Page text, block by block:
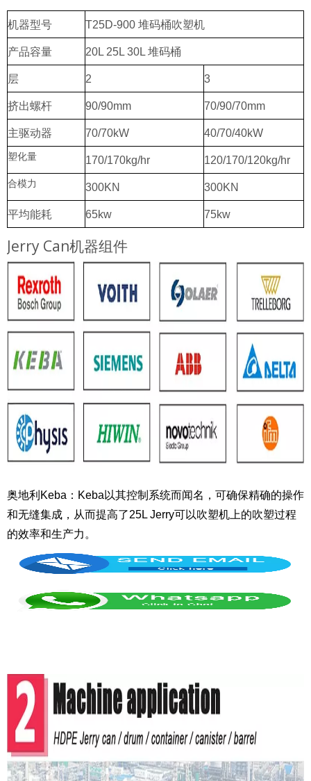
机器型号 T25D-900 堆码桶吹塑机
产品容量 20L 25L 30L 堆码桶
层 2 3
挤出螺杆 90/90mm 70/90/70mm
主驱动器 70/70kW 40/70/40kW
塑化量 170/170kg/hr 120/170/120kg/hr
合模力 300KN 300KN
平均能耗 65kw 75kw
Jerry Can机器组件
奥地利Keba：Keba以其控制系统而闻名，可确保精确的操作
和无缝集成，从而提高了25L Jerry可以吹塑机上的吹塑过程
的效率和生产力。